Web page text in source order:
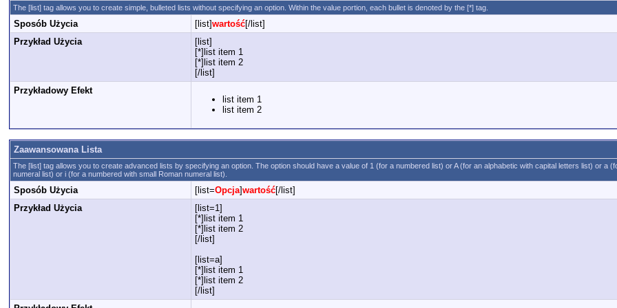
The [list] tag allows you to create simple, bulleted lists without specifying an option. Within the value portion, each bullet is denoted by the [*] tag.
Sposób Użycia [list]wartość[/list]
Przykład Użycia
[list]
[*]list item 1
[*]list item 2
[/list]
Przykładowy Efekt
list item 1
list item 2
Zaawansowana Lista
The [list] tag allows you to create advanced lists by specifying an option. The option should have a value of 1 (for a numbered list) or A (for an alphabetic with capital letters list) or a
numeral list) or i (for a numbered with small Roman numeral list).
Sposób Użycia [list=Opcja]wartość[/list]
Przykład Użycia
[list=1]
[*]list item 1
[*]list item 2
[/list]
[list=a]
[*]list item 1
[*]list item 2
[/list]